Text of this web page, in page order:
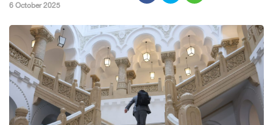
,6 October 2025